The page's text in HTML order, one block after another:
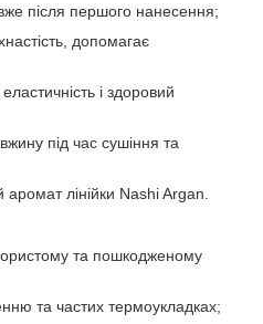
після першого нанесення;
допомагає
і здоровий
під час сушіння та
лінійки Nashi Argan.
та пошкодженому
та частих термоукладках;